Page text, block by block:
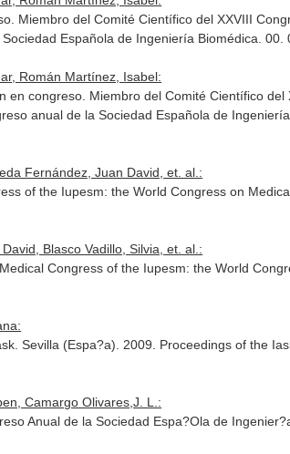
Miembro del Comité Científico del XXVIII
Española de Ingeniería Biomédica. 00.
Román Martínez, Isabel:
en congreso. Miembro del Comité Científico del
anual de la Sociedad Española de Ingeniería
Fernández, Juan David, et. al.:
of the Iupesm: the World Congress on
Blasco Vadillo, Silvia, et. al.:
Congress of the Iupesm: the World
Sevilla (Espa?a). 2009. Proceedings of the
Camargo Olivares,J. L.:
Anual de la Sociedad Espa?Ola de